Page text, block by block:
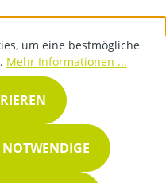
um eine bestmögliche
Mehr Informationen ...